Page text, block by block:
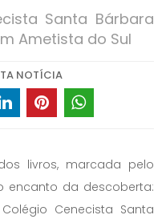
Santa Bárbara
Ametista do Sul
NOTÍCIA
livros, marcada pelo
encanto da descoberta:
Cenecista Santa